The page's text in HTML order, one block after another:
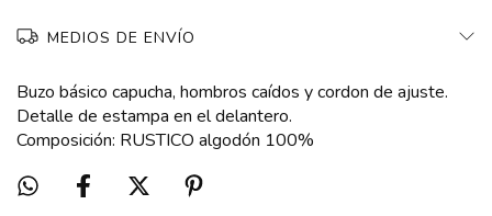
MEDIOS DE ENVÍO
Buzo básico capucha, hombros caídos y cordon de ajuste.
Detalle de estampa en el delantero.
Composición: RUSTICO algodón 100%